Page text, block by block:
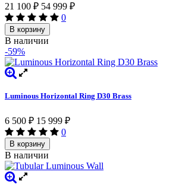
21 100 ₽ 54 999 ₽
0
В корзину
В наличии
-59%
Luminous Horizontal Ring D30 Brass
6 500 ₽ 15 999 ₽
0
В корзину
В наличии